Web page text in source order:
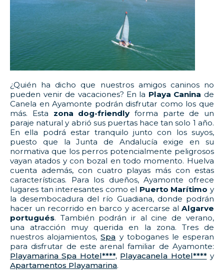
¿Quién ha dicho que nuestros amigos caninos no
pueden venir de vacaciones? En la Playa Canina de
Canela en Ayamonte podrán disfrutar como los que
más. Esta zona dog-friendly forma parte de un
paraje natural y abrió sus puertas hace tan solo 1 año.
En ella podrá estar tranquilo junto con los suyos,
puesto que la Junta de Andalucía exige en su
normativa que los perros potencialmente peligrosos
vayan atados y con bozal en todo momento. Huelva
cuenta además, con cuatro playas más con estas
características. Para los dueños, Ayamonte ofrece
lugares tan interesantes como el Puerto Marítimo y
la desembocadura del río Guadiana, donde podrán
hacer un recorrido en barco y acercarse al Algarve
portugués. También podrán ir al cine de verano,
una atracción muy querida en la zona. Tres de
nuestros alojamientos,Spa y toboganes le esperan
para disfrutar de este arenal familiar de Ayamonte:
Playamarina Spa Hotel****, Playacanela Hotel****y
Apartamentos Playamarina.